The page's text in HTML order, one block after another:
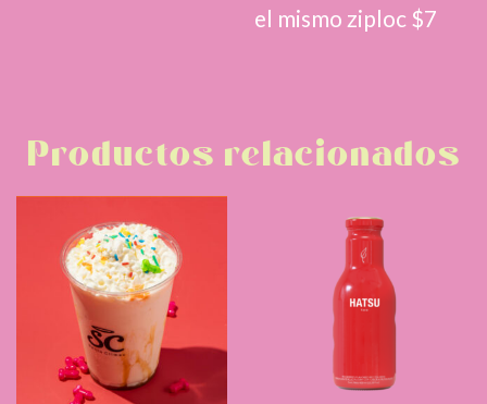
el mismo ziploc $7
Productos relacionados